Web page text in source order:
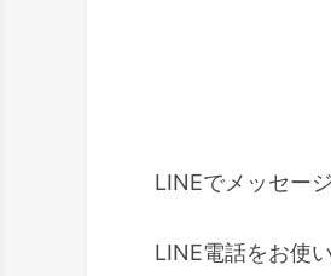
LINEでメッセー
LINE電話をお使